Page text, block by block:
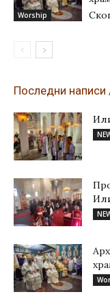
Worship
Последни